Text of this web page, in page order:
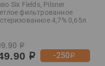
Six Fields, Pilsner
фильтрованное
4,7% 0,65л
р
р -250р